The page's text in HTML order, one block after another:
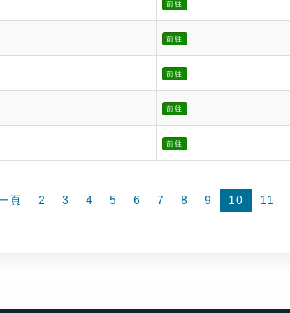
前往
前往
前往
前往
前往
頁 2 3 4 5 6 7 8 9 10 11